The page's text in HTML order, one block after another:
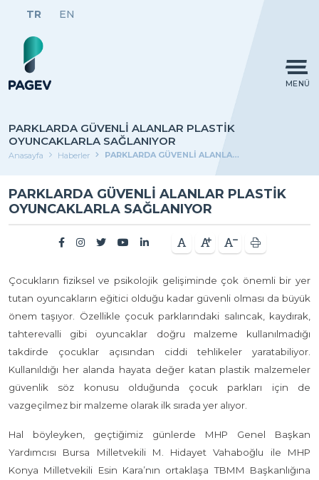
TR EN
MENÜ
PARKLARDA GÜVENLİ ALANLAR PLASTİK
OYUNCAKLARLA SAĞLANIYOR
Anasayfa Haberler PARKLARDA GÜVENLİ ALANLAR PLASTİK OYUNCAKLARLA SAĞLANIYOR
PARKLARDA GÜVENLİ ALANLAR PLASTİK
OYUNCAKLARLA SAĞLANIYOR
Çocukların fiziksel ve psikolojik gelişiminde çok önemli bir yer
tutan oyuncakların eğitici olduğu kadar güvenli olması da büyük
önem taşıyor. Özellikle çocuk parklarındaki salıncak, kaydırak,
tahterevalli gibi oyuncaklar doğru malzeme kullanılmadığı
takdirde çocuklar açısından ciddi tehlikeler yaratabiliyor.
Kullanıldığı her alanda hayata değer katan plastik malzemeler
güvenlik söz konusu olduğunda çocuk parkları için de
vazgeçilmez bir malzeme olarak ilk sırada yer alıyor.
Hal böyleyken, geçtiğimiz günlerde MHP Genel Başkan
Yardımcısı Bursa Milletvekili M. Hidayet Vahaboğlu ile MHP
Konya Milletvekili Esin Kara’nın ortaklaşa TBMM Başkanlığına